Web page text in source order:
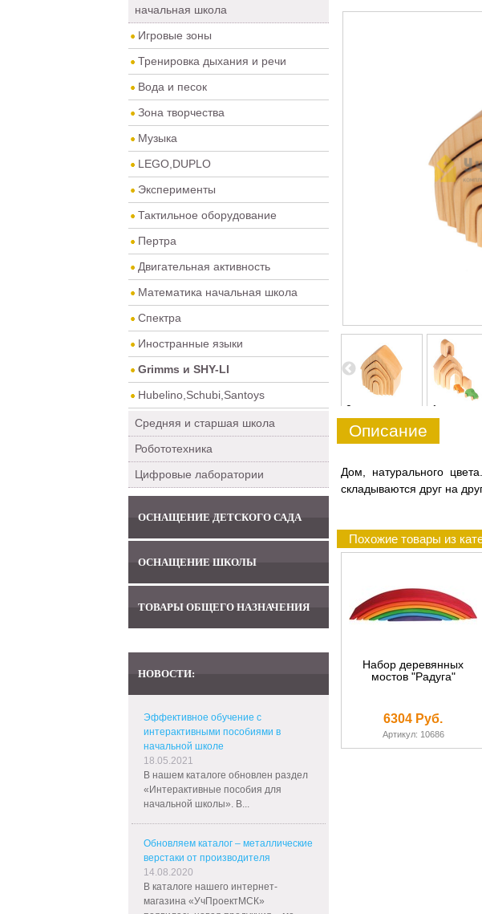
начальная школа
Игровые зоны
Тренировка дыхания и речи
Вода и песок
Зона творчества
Музыка
LEGO,DUPLO
Эксперименты
Тактильное оборудование
Пертра
Двигательная активность
Математика начальная школа
Спектра
Иностранные языки
Grimms и SHY-LI
Hubelino,Schubi,Santoys
Средняя и старшая школа
Робототехника
Цифровые лаборатории
ОСНАЩЕНИЕ ДЕТСКОГО САДА
ОСНАЩЕНИЕ ШКОЛЫ
ТОВАРЫ ОБЩЕГО НАЗНАЧЕНИЯ
НОВОСТИ:
Эффективное обучение с
интерактивными пособиями в
начальной школе
18.05.2021
В нашем каталоге обновлен раздел
«Интерактивные пособия для
начальной школы». В...
Обновляем каталог – металлические
верстаки от производителя
14.08.2020
В каталоге нашего интернет-
магазина «УчПроектМСК»
4 5 0 1
Описание
Дом, натурального
складываются друг на
Похожие товары из
Набор деревянных
мостов "Радуга"
6304 Руб.
Артикул: 10686